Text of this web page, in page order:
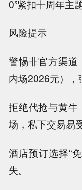
0”紧扣十周年主
风险提示
警惕非官方渠道
内场2026元），
拒绝代抢与黄牛
场，私下交易易
酒店预订选择“
失。